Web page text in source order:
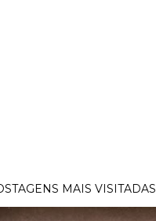
MAIS VISITADAS